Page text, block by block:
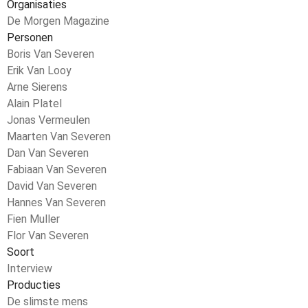
Organisaties
De Morgen Magazine
Personen
Boris Van Severen
Erik Van Looy
Arne Sierens
Alain Platel
Jonas Vermeulen
Maarten Van Severen
Dan Van Severen
Fabiaan Van Severen
David Van Severen
Hannes Van Severen
Fien Muller
Flor Van Severen
Soort
Interview
Producties
De slimste mens